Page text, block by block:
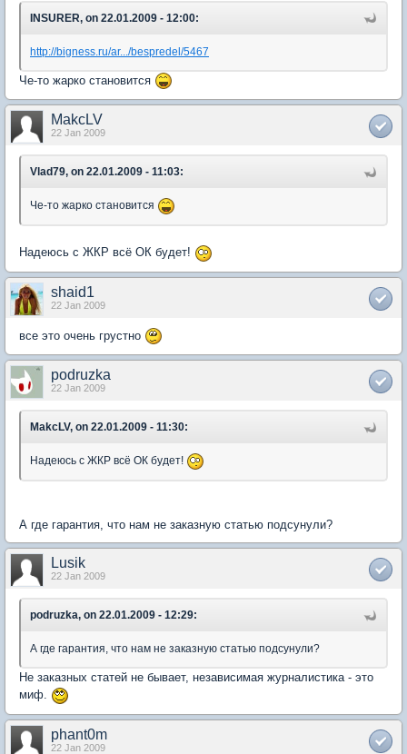
INSURER, on 22.01.2009 - 12:00:
http://bigness.ru/ar.../bespredel/5467
Че-то жарко становится
MakcLV
22 Jan 2009
Vlad79, on 22.01.2009 - 11:03:
Че-то жарко становится
Надеюсь с ЖКР всё ОК будет!
shaid1
22 Jan 2009
все это очень грустно
podruzka
22 Jan 2009
MakcLV, on 22.01.2009 - 11:30:
Надеюсь с ЖКР всё ОК будет!
А где гарантия, что нам не заказную статью подсунули?
Lusik
22 Jan 2009
podruzka, on 22.01.2009 - 12:29:
А где гарантия, что нам не заказную статью подсунули?
Не заказных статей не бывает, независимая журналистика - это
миф.
phant0m
22 Jan 2009